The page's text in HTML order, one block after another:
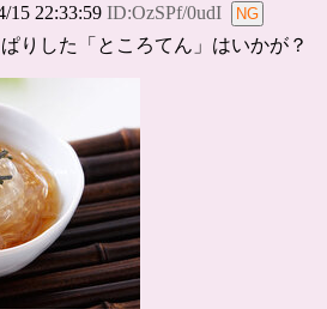
22:33:59 ID:OzSPf/0udI
りした「ところてん」はいかが？